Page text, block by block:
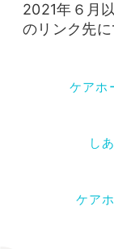
2021年６月
のリンク先に
ケアホ
し
ケア